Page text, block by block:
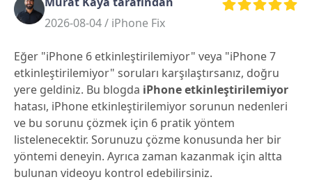
Tenorshare
PDNob
iAnyGo
2026-08-04 / iPhone Fix
Eğer "iPhone 6 etkinleştirilemiyor" veya "iPhone 7
etkinleştirilemiyor" soruları karşılaştırsanız, doğru
yere geldiniz. Bu blogda iPhone etkinleştirilemiyor
hatası, iPhone etkinleştirilemiyor sorunun nedenleri
ve bu sorunu çözmek için 6 pratik yöntem
listelenecektir. Sorunuzu çözme konusunda her bir
yöntemi deneyin. Ayrıca zaman kazanmak için altta
bulunan videoyu kontrol edebilirsiniz.